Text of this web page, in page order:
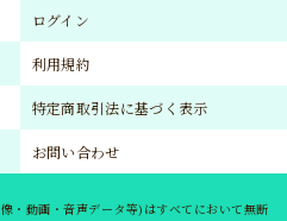
ログイン
利用規約
特定商取引法に基づく表示
お問い合わせ
・動画・音声データ等)はすべてにおいて無断